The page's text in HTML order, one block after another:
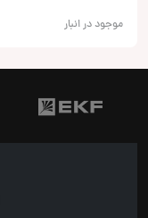
موجود در انبار